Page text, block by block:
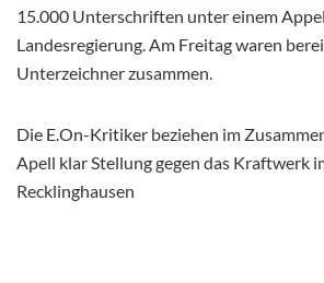
15.000 Unterschriften unter einem
Landesregierung. Am Freitag waren
Unterzeichner zusammen.
Die E.On-Kritiker beziehen im
Apell klar Stellung gegen das Kraftwerk
Recklinghausen